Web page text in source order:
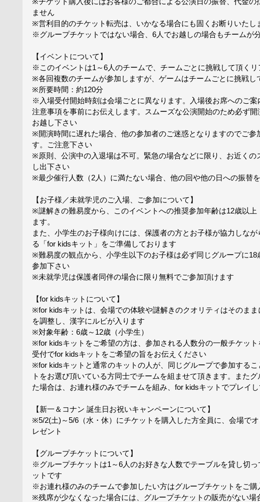
ません
※営利目的のチケット転売は、いかなる場合にも固くお断りいたし
※グループチケットではない場合、6人でお越しの場合もチームが
【イベントについて】
※このイベントは1～6人のチームで、チームごとに挑戦して頂く
※各回複数のチームが参加しますが、ゲームはチームごとに挑戦し
※所要時間：約120分
※入場受付開始時刻は会場ごとに異なります。入場後お席へのご
注意事項を事前にお伝えします。スムーズな公演開始のため必ず
お越し下さい
※開演時間に遅れた場合、他の参加者のご迷惑となりますのでご参
す。ご注意下さい
※原則、公演中の入退場は不可。緊急の場合などに限り、お近くの
し出下さい
※最少催行人数（2人）に満たない場合、他の回や他の日への振替
【お子様／未就学児のご入場、ご参加について】
※謎解きの難易度から、このイベントへの推奨参加年齢は12歳以上
ます。
また、小学生のお子様向けには、保護者の方とお子様が協力しな
る「for kidsキット」をご準備しております
※難易度の観点から、小学生以下のお子様は必ず同じグループに
参加下さい
※未就学児は保護者同伴の場合に限り無料でご参加頂けます
【for kidsキットについて】
※for kidsキットは、会場での体験や謎解きのクオリティはそのま
を調整し、漢字にルビが入ります
※対象年齢：6歳～12歳（小学生）
※for kidsキットをご希望の方は、参加される人数分の一般チケッ
受付でfor kidsキットをご希望の旨をお伝えください
※for kidsキットと通常のキットの人が、同じグループで参加する
トをお選び頂いている方同士でチームを組ませて頂きます。また
た場合は、お連れ様のみでチームを組み、for kidsキットでプレイ
【新一＆コナン 誕生日お祝いキャンペーンについて】
※5/2(土)～5/6（水・休）にチケットを購入した方全員に、会場で
レゼント
【グループチケットについて】
※グループチケットは1～6人のお好きな人数でテーブルを貸し切
ットです
※お連れ様のみのチームで参加したい方はグループチケットをご購
※残席が少なくなった場合には、グループチケットの販売がない場